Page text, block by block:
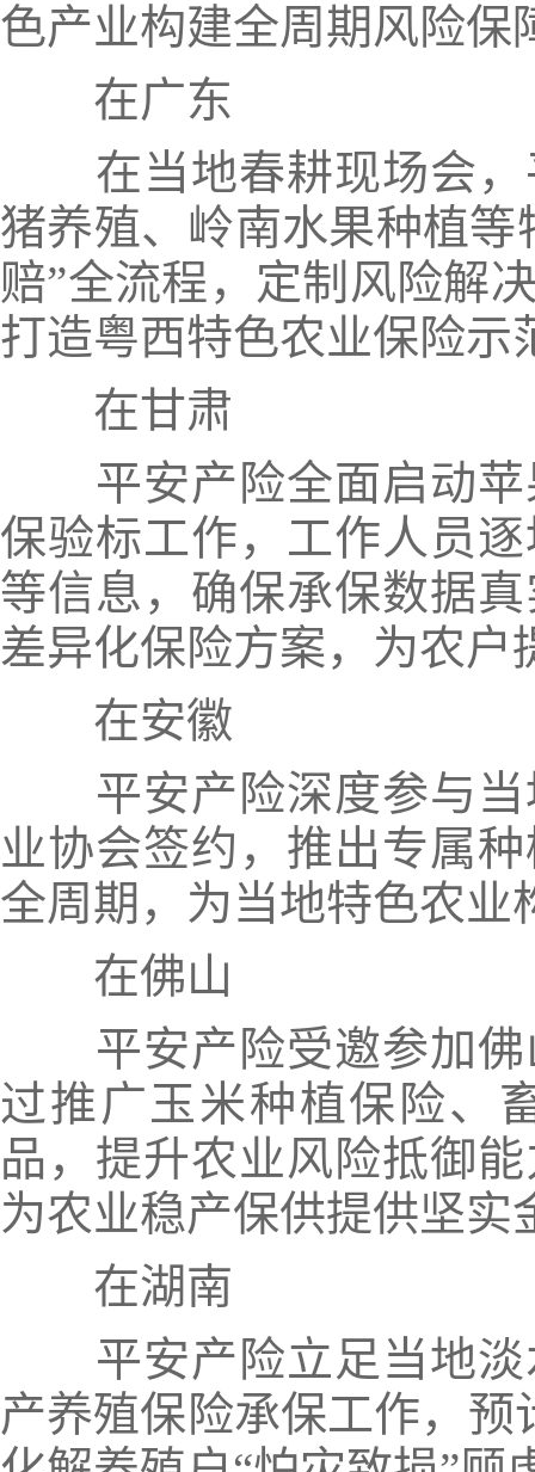
色产业构建全周期风险保
在广东
在当地春耕现场会
猪养殖、岭南水果种植
赔”全流程，定制风险解
打造粤西特色农业保险示
在甘肃
平安产险全面启动
保验标工作，工作人员
等信息，确保承保数据
差异化保险方案，为农户
在安徽
平安产险深度参与
业协会签约，推出专属
全周期，为当地特色农业
在佛山
平安产险受邀参加
过推广玉米种植保险、
品，提升农业风险抵御
为农业稳产保供提供坚实
在湖南
平安产险立足当地
产养殖保险承保工作，